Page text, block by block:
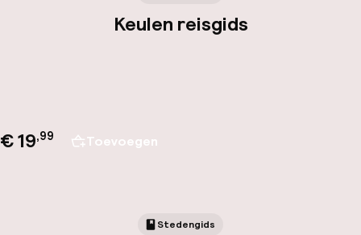
Keulen reisgids
€ 19,99 Toevoegen
Stedengids